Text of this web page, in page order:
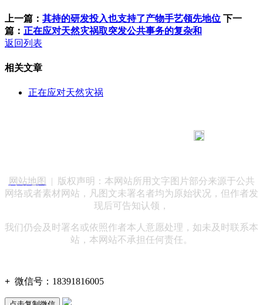
上一篇： 其持的研发投入也支持了产物手艺领先地位 下一
篇： 正在应对天然灾祸取突发公共事务的复杂和
返回列表
相关文章
正在应对天然灾祸
网站地图
| 版权声明：本网站所用文字图片部分来源于公共
网络或者素材网站，凡图文未署名者均为原始状况，但作者发
现后可告知认领，
我们仍会及时署名或依照作者本人意愿处理，如未及时联系本
站，本网站不承担任何责任。
+ 微信号： 18391816005